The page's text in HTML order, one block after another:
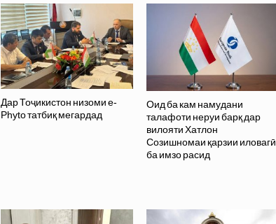
Дар Тоҷикистон низоми e-
Phyto татбиқ мегардад
Оид ба кам намудани
талафоти неруи барқ дар
вилояти Хатлон
Созишномаи қарзии иловагӣ
ба имзо расид